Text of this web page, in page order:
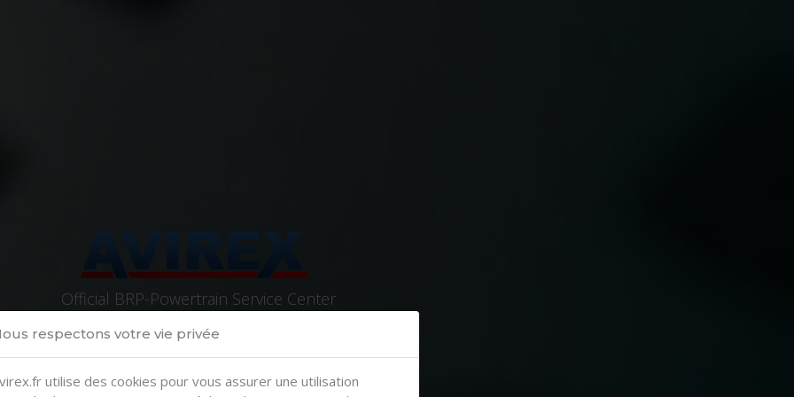
Official BRP-Powertrain Service Center
For ROTAX® Aircraft Engines.
respectons votre vie privée
utilise des cookies pour vous assurer une utilisation